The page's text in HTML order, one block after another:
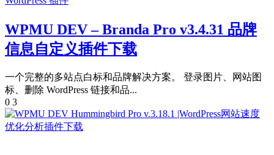
WPMU DEV – Branda Pro v3.4.31 品牌
信息自定义插件下载
一个完整的多站点白标和品牌解决方案。 登录图片、网站图
标、删除 WordPress 链接和品...
0 3